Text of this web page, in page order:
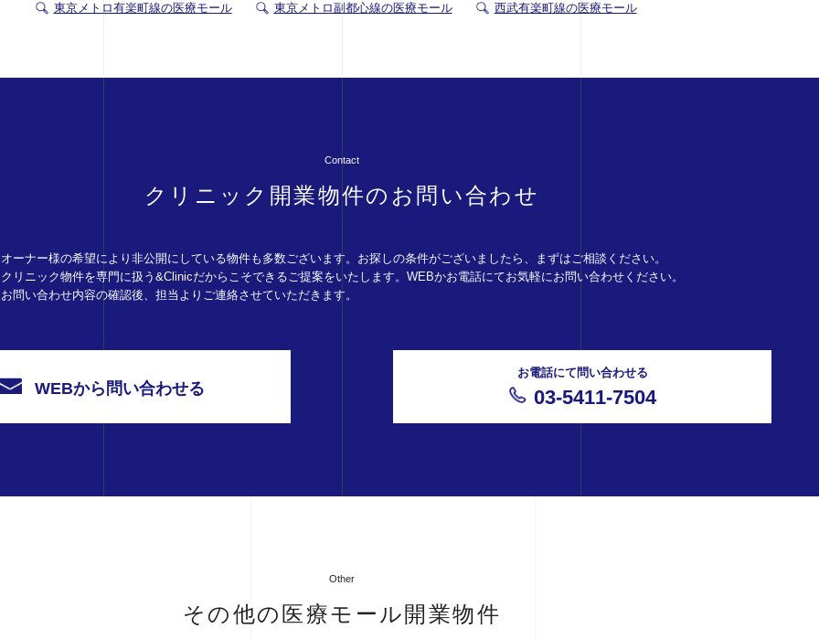
東京メトロ有楽町線の医療モール
東京メトロ副都心線の医療モール 西武有楽町線の医療モール
Contact
クリニック開業物件のお問い合わせ
オーナー様の希望により非公開にしている物件も多数ございます。お探しの条件がございましたら、まずはご相談ください。
クリニック物件を専門に扱う&Clinicだからこそできるご提案をいたします。WEBかお電話にてお気軽にお問い合わせください。
お問い合わせ内容の確認後、担当よりご連絡させていただきます。
WEBから問い合わせる
お電話にて問い合わせる
03-5411-7504
Other
その他の医療モール開業物件